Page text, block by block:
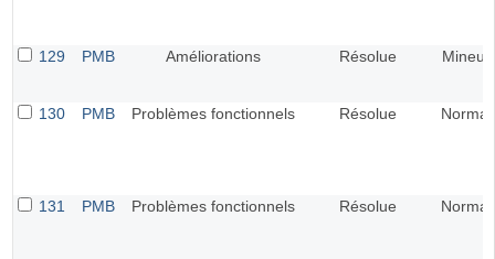
129 PMB Améliorations Résolue Mineur
130 PMB Problèmes fonctionnels Résolue Normal
131 PMB Problèmes fonctionnels Résolue Normal